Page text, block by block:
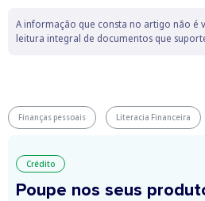
A informação que consta no artigo não é
leitura integral de documentos que
Finanças pessoais Literacia Financeira
Crédito
Poupe nos seus